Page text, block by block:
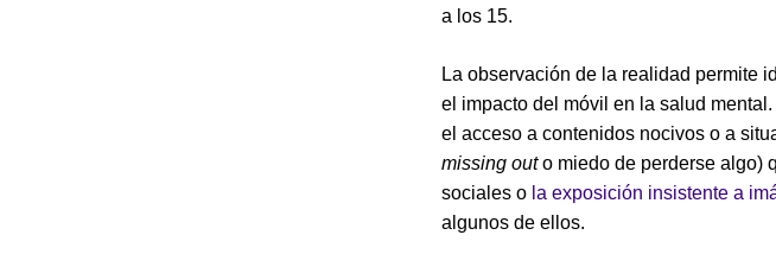
a los 15.
La observación de la realidad permite
el impacto del móvil en la salud
el acceso a contenidos nocivos o a
missing outo miedo de perderse algo)
sociales o la exposición insistente a
algunos de ellos.